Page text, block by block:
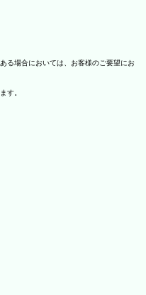
る場合においては、お客様のご要望にお
す。